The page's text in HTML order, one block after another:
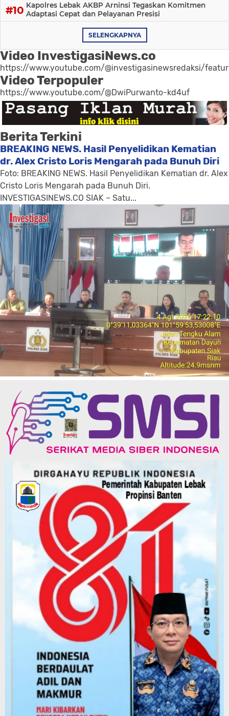
Kapolres Lebak AKBP Arninsi Tegaskan Komitmen
Adaptasi Cepat dan Pelayanan Presisi
SELENGKAPNYA
Video InvestigasiNews.co
https://www.youtube.com/@investigasinewsredaksi/
Video Terpopuler
https://www.youtube.com/@DwiPurwanto-kd4uf
Berita Terkini
BREAKING NEWS. Hasil Penyelidikan Kematian
dr. Alex Cristo Loris Mengarah pada Bunuh Diri
Foto: BREAKING NEWS. Hasil Penyelidikan Kematian dr. Alex
Cristo Loris Mengarah pada Bunuh Diri.
INVESTIGASINEWS.CO SIAK – Satu...